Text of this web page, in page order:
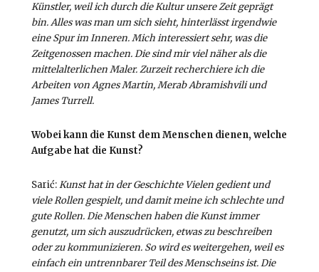
Künstler, weil ich durch die Kultur unsere Zeit geprägt
bin. Alles was man um sich sieht, hinterlässt irgendwie
eine Spur im Inneren. Mich interessiert sehr, was die
Zeitgenossen machen. Die sind mir viel näher als die
mittelalterlichen Maler. Zurzeit recherchiere ich die
Arbeiten von Agnes Martin, Merab Abramishvili und
James Turrell.
Wobei kann die Kunst dem Menschen dienen, welche
Aufgabe hat die Kunst?
Sarić:Kunst hat in der Geschichte Vielen gedient und
viele Rollen gespielt, und damit meine ich schlechte und
gute Rollen. Die Menschen haben die Kunst immer
genutzt, um sich auszudrücken, etwas zu beschreiben
oder zu kommunizieren. So wird es weitergehen, weil es
einfach ein untrennbarer Teil des Menschseins ist. Die